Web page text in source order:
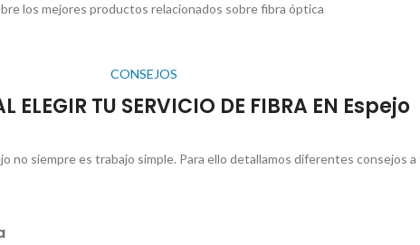
los mejores productos relacionados sobre fibra óptica
CONSEJOS
ELEGIR TU SERVICIO DE FIBRA EN Espejo
no siempre es trabajo simple. Para ello detallamos diferentes consejos